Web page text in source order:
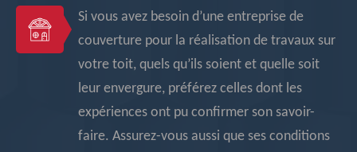
Si vous avez besoin d’une entreprise de
couverture pour la réalisation de travaux sur
votre toit, quels qu’ils soient et quelle soit
leur envergure, préférez celles dont les
expériences ont pu confirmer son savoir-
faire. Assurez-vous aussi que ses conditions